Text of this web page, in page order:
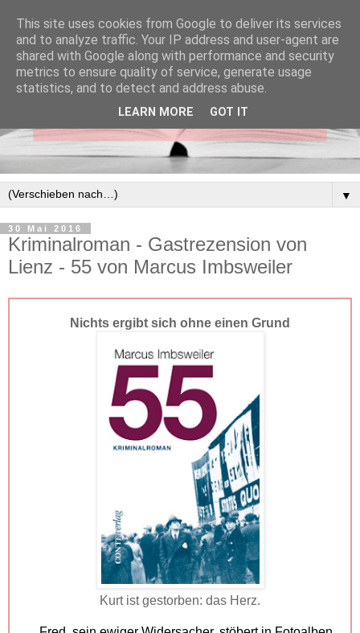
▼
30 Mai 2016
Kriminalroman - Gastrezension von
Lienz - 55 von Marcus Imbsweiler
Nichts ergibt sich ohne einen Grund
Kurt ist gestorben: das Herz.
This site uses cookies from Google to deliver its services
and to analyze traffic. Your IP address and user-agent are
shared with Google along with performance and security
metrics to ensure quality of service, generate usage
statistics, and to detect and address abuse.
LEARN MORE GOT IT